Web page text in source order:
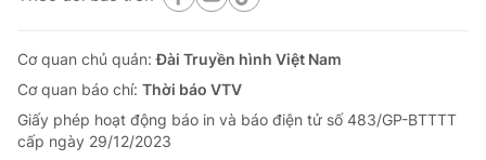
Cơ quan chủ quản:Đài Truyền hình Việt Nam
Cơ quan báo chí: Thời báo VTV
Giấy phép hoạt động báo in và báo điện tử số 483/GP-BTTTT
cấp ngày 29/12/2023